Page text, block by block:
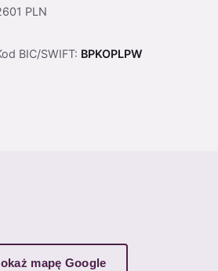
PLN
BIC/SWIFT: BPKOPLPW
mapę Google